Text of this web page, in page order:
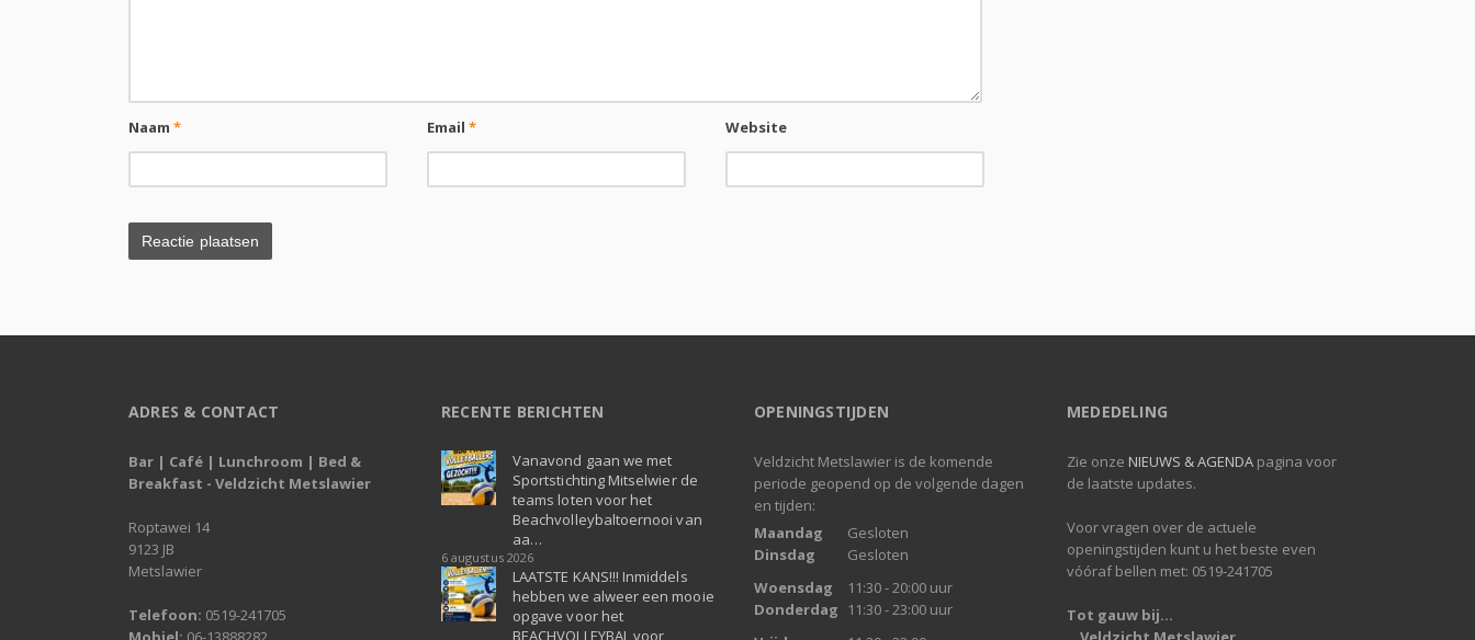
Naam* Email* Website
ADRES & CONTACT
Bar | Café | Lunchroom | Bed &
Breakfast - Veldzicht Metslawier
Roptawei 14
9123 JB
Metslawier
Telefoon: 0519-241705
RECENTE BERICHTEN
Vanavond gaan we met
Sportstichting Mitselwier de
teams loten voor het
Beachvolleybaltoernooi van
aa…
6 augustus 2026
LAATSTE KANS!!! Inmiddels
hebben we alweer een mooie
opgave voor het
BEACHVOLLEYBAL voor
OPENINGSTIJDEN
Veldzicht Metslawier is de komende
periode geopend op de volgende dagen
en tijden:
Maandag
Gesloten
Dinsdag
Gesloten
Woensdag
11:30 - 20:00 uur
Donderdag
11:30 - 23:00 uur
MEDEDELING
Zie onze NIEUWS & AGENDA pagina voor
de laatste updates.
Voor vragen over de actuele
openingstijden kunt u het beste even
vóóraf bellen met: 0519-241705
Tot gauw bij...